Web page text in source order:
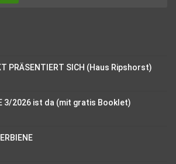
PRÄSENTIERT SICH (Haus Ripshorst)
3/2026 ist da (mit gratis Booklet)